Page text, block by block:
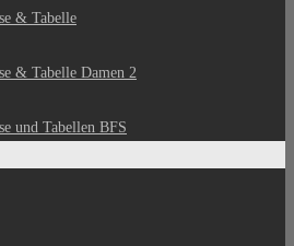
& Tabelle
& Tabelle Damen 2
und Tabellen BFS